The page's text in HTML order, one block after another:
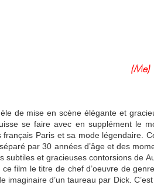
(Me)
de mise en scène élégante et
se faire avec en supplément le
Paris et sa mode légendaire.
par 30 années d’âge et des
et gracieuses contorsions de
film le titre de chef d’oeuvre de
d’un taureau par Dick.